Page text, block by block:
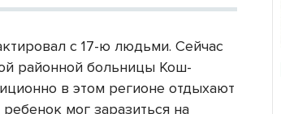
с 17-ю людьми. Сейчас
районной больницы Кош-
в этом регионе отдыхают
мог заразиться на